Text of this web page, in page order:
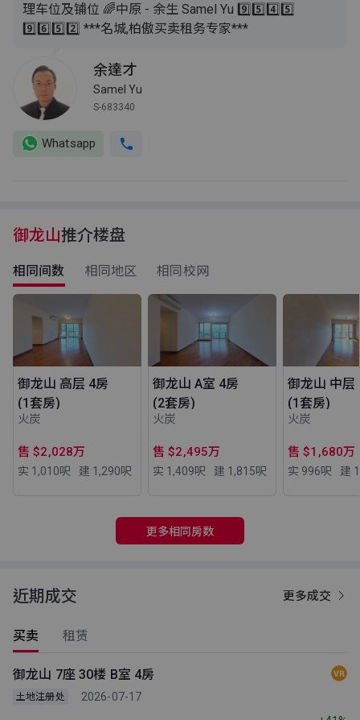
理车位及铺位 🌈中原 - 余生 Samel Yu 9️⃣5️⃣4️⃣5️⃣
9️⃣6️⃣5️⃣2️⃣ ***名城,柏傲买卖租务专家***
余達才
Samel Yu
S-683340
Whatsapp
御龙山推介楼盘
相同间数 相同地区 相同校网
御龙山 高层 4房
(1套房)
火炭
售 $2,028万
实 1,010呎 建 1,290呎
御龙山 A室 4房
(2套房)
火炭
售 $2,495万
实 1,409呎 建 1,815呎
御龙山 中层
(1套房)
火炭
售 $1,680万
实 996呎 建
更多相同房数
近期成交 更多成交
买卖 租赁
御龙山 7座 30楼 B室 4房
土地注册处
2026-07-17